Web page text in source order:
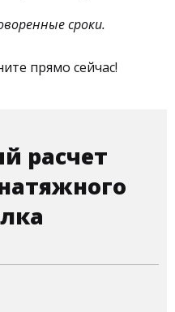
сроки.
прямо сейчас!
расчет